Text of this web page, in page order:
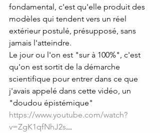
fondamental, c'est qu'elle produit des
modèles qui tendent vers un réel
extérieur postulé, présupposé, sans
jamais l'atteindre.
Le jour ou l'on est "sur à 100%", c'est
qu'on est sortit de la démarche
scientifique pour entrer dans ce que
j'avais appelé dans cette vidéo, un
"doudou épistémique"
https://www.youtube.com/watch?
v=ZgK1qfNhJ2s...